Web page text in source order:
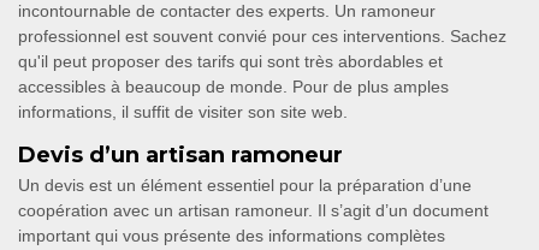
incontournable de contacter des experts. Un ramoneur
professionnel est souvent convié pour ces interventions. Sachez
qu'il peut proposer des tarifs qui sont très abordables et
accessibles à beaucoup de monde. Pour de plus amples
informations, il suffit de visiter son site web.
Devis d’un artisan ramoneur
Un devis est un élément essentiel pour la préparation d’une
coopération avec un artisan ramoneur. Il s’agit d’un document
important qui vous présente des informations complètes